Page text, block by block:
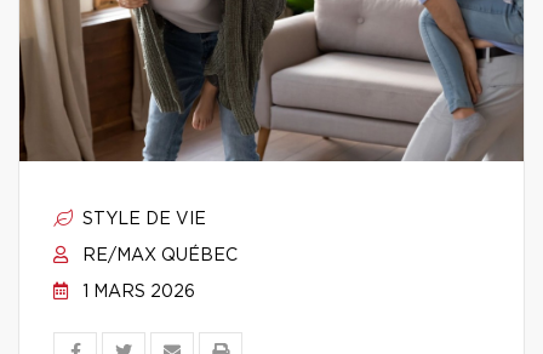
STYLE DE VIE
RE/MAX QUÉBEC
1 MARS 2026